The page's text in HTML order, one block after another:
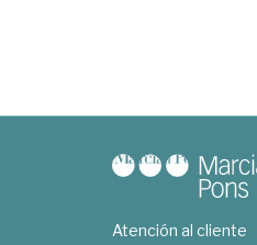
Atención al cliente